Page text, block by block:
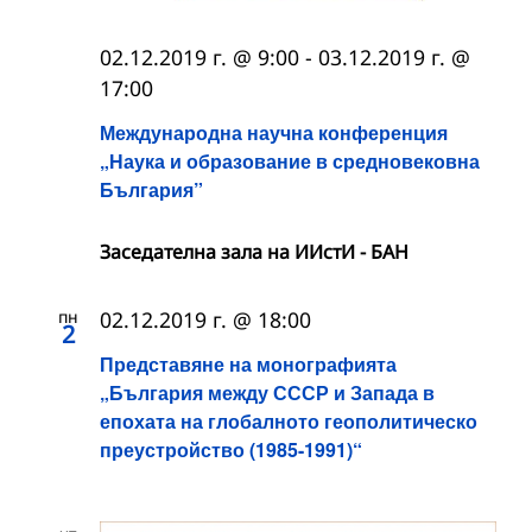
Международна научна конференция
„Наука и образование в средновековна
България”
02.12.2019 г. @ 9:00 - 03.12.2019 г. @
17:00
Заседателна зала на ИИстИ - БАН
пн
2
Представяне на монографията
„България между СССР и Запада в
епохата на глобалното геополитическо
преустройство (1985-1991)“
02.12.2019 г. @ 18:00